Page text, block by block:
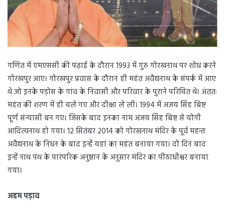
गणित में एमएससी की पढ़ाई के दौरान 1993 में गुरु गोरखनाथ पर शोध करने
गोरखपुर आए। गोरखपुर प्रवास के दौरान ही महंत अवैद्यनाथ के संपर्क में आए
थे जो इनके पड़ोस के गांव के निवासी और परिवार के पुराने परिचित थे। अंतत:
महंत की शरण में ही चले गए और दीक्षा ले ली। 1994 में अजय सिंह बिष्ट
पूर्ण संन्यासी बन गए। जिसके बाद इनका नाम अजय सिंह बिष्ट से योगी
आदित्यनाथ हो गया। 12 सितंबर 2014 को गोरखनाथ मंदिर के पूर्व महन्त
अवैद्यनाथ के निधन के बाद इन्हेंं यहां का महंत बनाया गया। दो दिन बाद
इन्हेंं नाथ पंथ के पारंपरिक अनुष्ठान के अनुसार मंदिर का पीठाधीश्वर बनाया
गया।
अहम पड़ाव